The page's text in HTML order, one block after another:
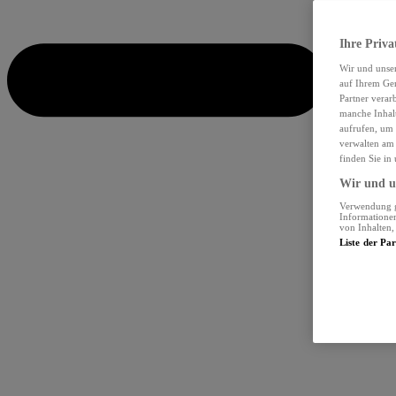
Ihre
Wir und
auf Ihrem
Partner
manche
aufrufen, um
verwalten
finden Sie in
Wir und
Verwendung
von Inhalten,
Liste der